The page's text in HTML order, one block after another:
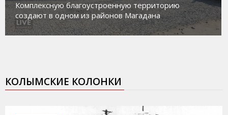
работе с несовершеннолетними из групп
социального риска «Переправа»
КОЛЫМСКИЕ КОЛОНКИ